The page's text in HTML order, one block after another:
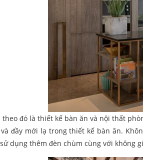
theo đó là thiết kế bàn ăn và nội thất
đầy mới lạ trong thiết kế bàn ăn.
dụng thêm đèn chùm cùng với không